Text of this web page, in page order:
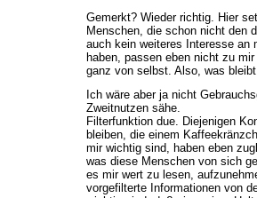
Gemerkt? Wieder richtig. Hier
Menschen, die schon nicht den
auch kein weiteres Interesse an
haben, passen eben nicht zu
ganz von selbst. Also, was
Ich wäre aber ja nicht
Zweitnutzen sähe.
Filterfunktion due. Diejenigen
bleiben, die einem
mir wichtig sind, haben eben
was diese Menschen von sich
es mir wert zu lesen,
vorgefilterte Informationen von